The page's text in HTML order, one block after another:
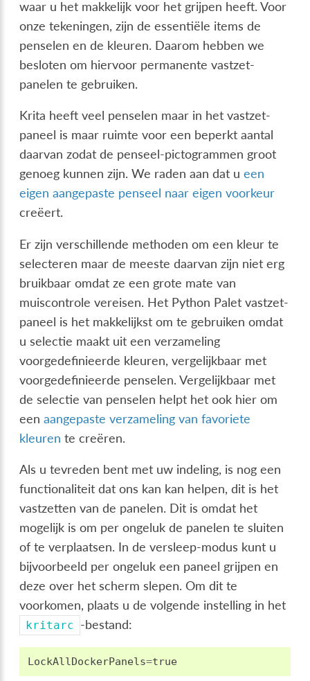
waar u het makkelijk voor het grijpen heeft. Voor
onze tekeningen, zijn de essentiële items de
penselen en de kleuren. Daarom hebben we
besloten om hiervoor permanente vastzet-
panelen te gebruiken.
Krita heeft veel penselen maar in het vastzet-
paneel is maar ruimte voor een beperkt aantal
daarvan zodat de penseel-pictogrammen groot
genoeg kunnen zijn. We raden aan dat ueen
eigen aangepaste penseel naar eigen voorkeur
creëert.
Er zijn verschillende methoden om een kleur te
selecteren maar de meeste daarvan zijn niet erg
bruikbaar omdat ze een grote mate van
muiscontrole vereisen. Het Python Palet vastzet-
paneel is het makkelijkst om te gebruiken omdat
u selectie maakt uit een verzameling
voorgedefinieerde kleuren, vergelijkbaar met
voorgedefinieerde penselen. Vergelijkbaar met
de selectie van penselen helpt het ook hier om
eenaangepaste verzameling van favoriete
kleuren te creëren.
Als u tevreden bent met uw indeling, is nog een
functionaliteit dat ons kan kan helpen, dit is het
vastzetten van de panelen. Dit is omdat het
mogelijk is om per ongeluk de panelen te sluiten
of te verplaatsen. In de versleep-modus kunt u
bijvoorbeeld per ongeluk een paneel grijpen en
deze over het scherm slepen. Om dit te
voorkomen, plaats u de volgende instelling in het
kritarc -bestand:
LockAllDockerPanels=true